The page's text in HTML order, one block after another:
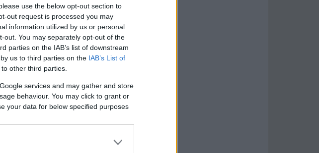
use the below opt-out section to
out request is processed you may
information utilized by us or personal
out. You may separately opt-out of the
parties on the IAB’s list of downstream
us to third parties on the IAB’s List of
other third parties.
services and may gather and store
behaviour. You may click to grant or
your data for below specified purposes
Carlo: le
difficile
a Monte-Carlo